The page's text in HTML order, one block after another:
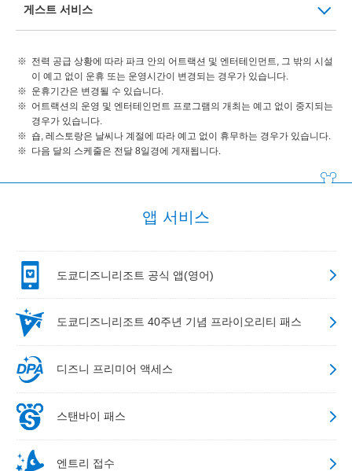
게스트 서비스
전력 공급 상황에 따라 파크 안의 어트랙션 및 엔터테인먼트, 그 밖의 시설
이 예고 없이 운휴 또는 운영시간이 변경되는 경우가 있습니다.
운휴기간은 변경될 수 있습니다.
어트랙션의 운영 및 엔터테인먼트 프로그램의 개최는 예고 없이 중지되는
경우가 있습니다.
숍, 레스토랑은 날씨나 계절에 따라 예고 없이 휴무하는 경우가 있습니다.
다음 달의 스케줄은 전달 8일경에 게재됩니다.
앱 서비스
도쿄디즈니리조트 공식 앱(영어)
도쿄디즈니리조트 40주년 기념 프라이오리티 패스
디즈니 프리미어 액세스
스탠바이 패스
엔트리 접수